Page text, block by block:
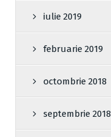
iulie 2019
februarie 2019
octombrie 2018
septembrie 2018